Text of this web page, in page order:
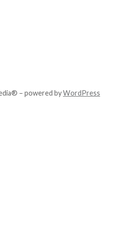
– powered byWordPress